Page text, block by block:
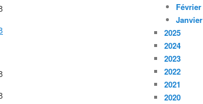
Février
Janvier
2025
2024
2023
2022
2021
2020